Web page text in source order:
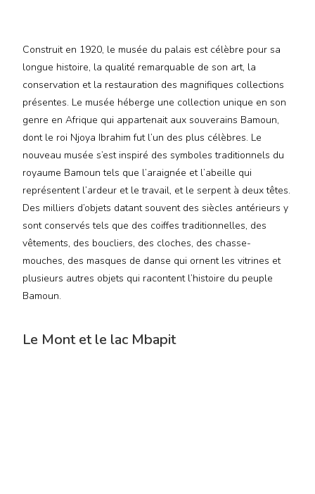
Construit en 1920, le musée du palais est célèbre pour sa
longue histoire, la qualité remarquable de son art, la
conservation et la restauration des magnifiques collections
présentes. Le musée héberge une collection unique en son
genre en Afrique qui appartenait aux souverains Bamoun,
dont le roi Njoya Ibrahim fut l’un des plus célèbres. Le
nouveau musée s’est inspiré des symboles traditionnels du
royaume Bamoun tels que l’araignée et l’abeille qui
représentent l’ardeur et le travail, et le serpent à deux têtes.
Des milliers d’objets datant souvent des siècles antérieurs y
sont conservés tels que des coiffes traditionnelles, des
vêtements, des boucliers, des cloches, des chasse-
mouches, des masques de danse qui ornent les vitrines et
plusieurs autres objets qui racontent l’histoire du peuple
Bamoun.
Le Mont et le lac Mbapit